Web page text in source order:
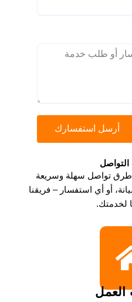
أرسل استفسارك
تواصل سهلة وسريعة
أو أي استفسار – فريقنا
لخدمتك.